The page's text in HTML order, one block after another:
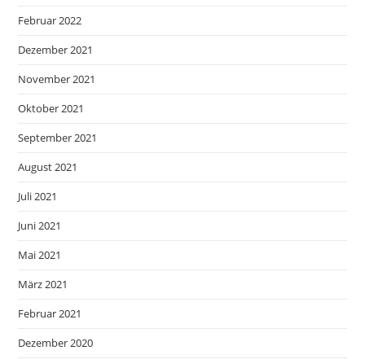
Februar 2022
Dezember 2021
November 2021
Oktober 2021
September 2021
August 2021
Juli 2021
Juni 2021
Mai 2021
März 2021
Februar 2021
Dezember 2020